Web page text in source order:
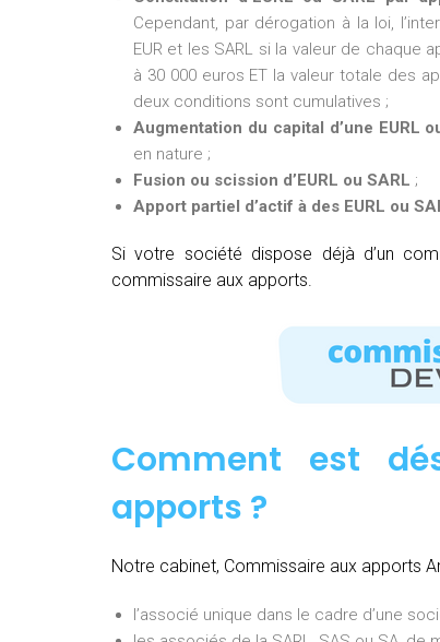
Cependant, par dérogation à la loi,
EUR et les SARL si la valeur de chaque
à 30 000 euros ET la valeur totale des
deux conditions sont cumulatives ;
Augmentation du capital d’une EURL
en nature ;
Fusion ou scission d’EURL ou SARL ;
Apport partiel d’actif à des EURL ou
Si votre société dispose déjà d’un
commissaire aux apports.
Comment est
apports ?
Notre cabinet, Commissaire aux apports
l’associé unique dans le cadre d’une